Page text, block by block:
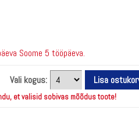
Soome 5 tööpäeva.
Vali kogus:
et valisid sobivas mõõdus toote!